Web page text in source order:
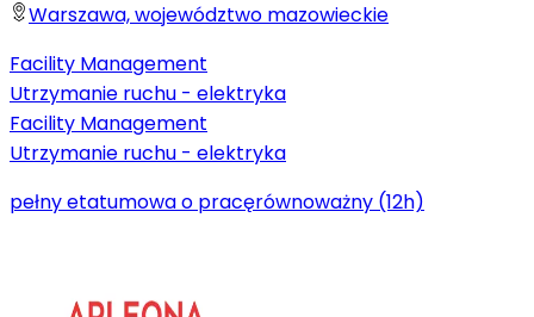
Warszawa, województwo mazowieckie
Facility Management
Utrzymanie ruchu - elektryka
Facility Management
Utrzymanie ruchu - elektryka
pełny etatumowa o pracęrównoważny (12h)